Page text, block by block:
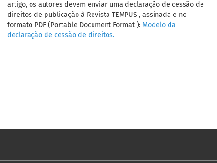
artigo, os autores devem enviar uma declaração de cessão de
direitos de publicação à Revista TEMPUS , assinada e no
formato PDF (Portable Document Format ): Modelo da
declaração de cessão de direitos.